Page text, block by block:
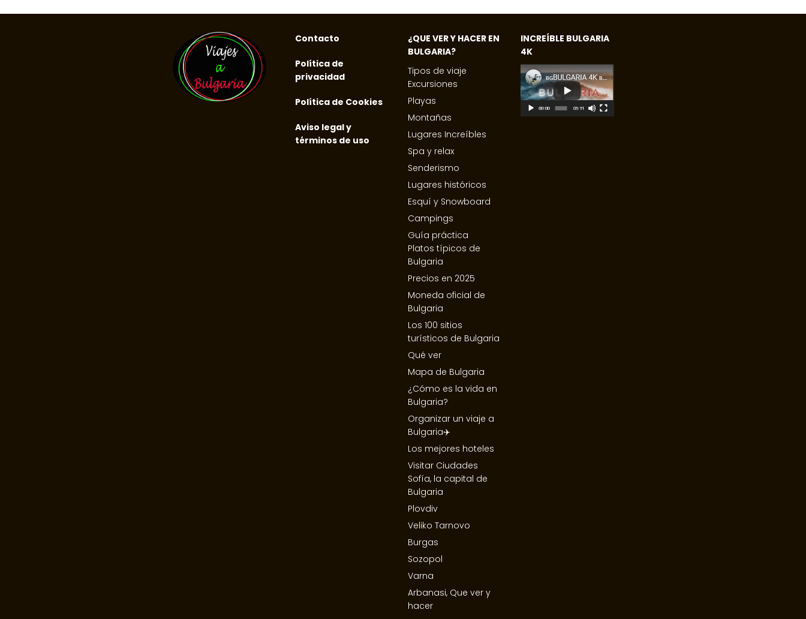
Contacto
Política de
privacidad
Política de Cookies
Aviso legal y
términos de uso
¿QUE VER Y HACER EN
BULGARIA?
Tipos de viaje
Excursiones
Playas
Montañas
Lugares Increíbles
Spa y relax
Senderismo
Lugares históricos
Esquí y Snowboard
Campings
Guía práctica
Platos típicos de
Bulgaria
Precios en 2025
Moneda oficial de
Bulgaria
Los 100 sitios
turísticos de Bulgaria
Qué ver
Mapa de Bulgaria
¿Cómo es la vida en
Bulgaria?
Organizar un viaje a
Bulgaria✈️
Los mejores hoteles
Visitar Ciudades
Sofía, la capital de
Bulgaria
Plovdiv
Veliko Tarnovo
Burgas
Sozopol
Varna
Arbanasi, Que ver y
hacer
INCREÍBLE BULGARIA
4K